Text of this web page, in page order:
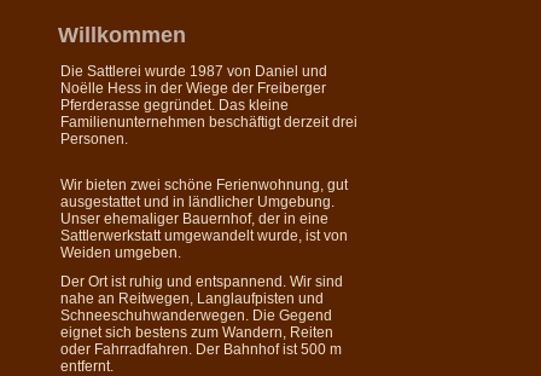
Willkommen
Die Sattlerei wurde 1987 von Daniel und
Noëlle Hess in der Wiege der Freiberger
Pferderasse gegründet. Das kleine
Familienunternehmen beschäftigt derzeit drei
Personen.
Wir bieten zwei schöne Ferienwohnung, gut
ausgestattet und in ländlicher Umgebung.
Unser ehemaliger Bauernhof, der in eine
Sattlerwerkstatt umgewandelt wurde, ist von
Weiden umgeben.
Der Ort ist ruhig und entspannend. Wir sind
nahe an Reitwegen, Langlaufpisten und
Schneeschuhwanderwegen. Die Gegend
eignet sich bestens zum Wandern, Reiten
oder Fahrradfahren. Der Bahnhof ist 500 m
entfernt.